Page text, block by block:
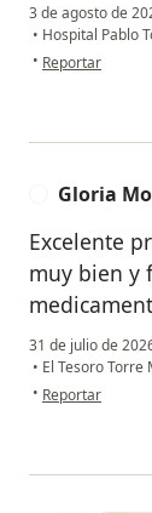
3 de agosto de
• Hospital Pablo
• en opinión del
Reportar
Gloria
Excelente
muy bien y
31 de julio de
• El Tesoro
• en opinión del
Reportar